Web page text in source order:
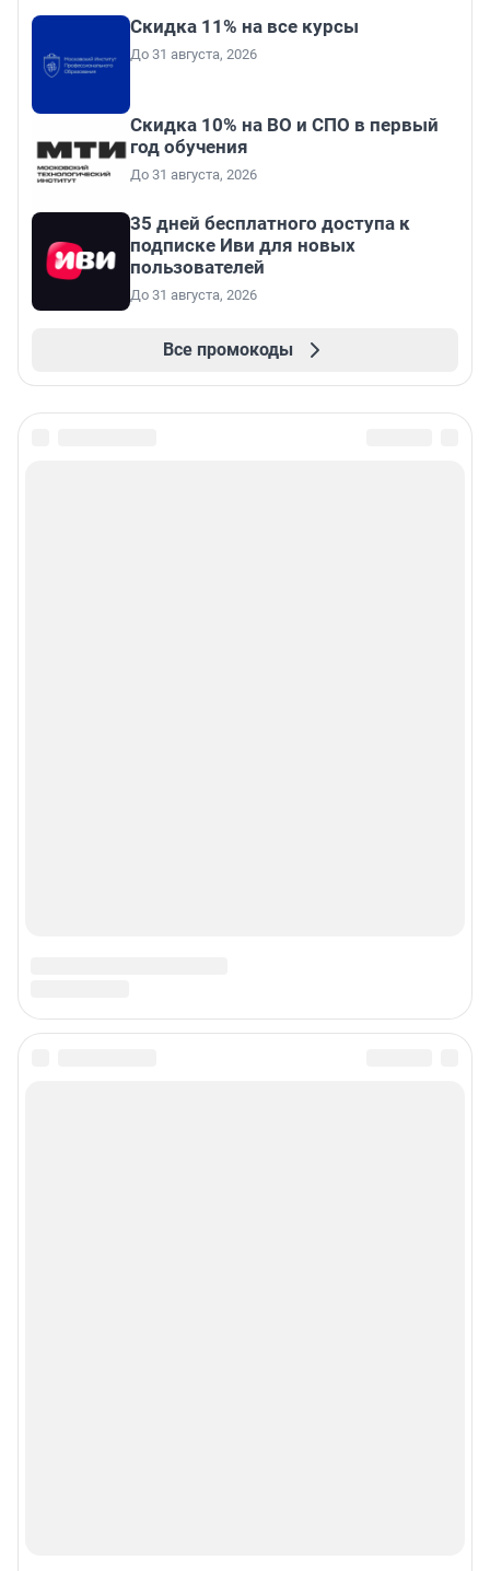
Скидка 11% на все курсы
До 31 августа, 2026
Скидка 10% на ВО и СПО в первый
год обучения
До 31 августа, 2026
35 дней бесплатного доступа к
подписке Иви для новых
пользователей
До 31 августа, 2026
Все промокоды